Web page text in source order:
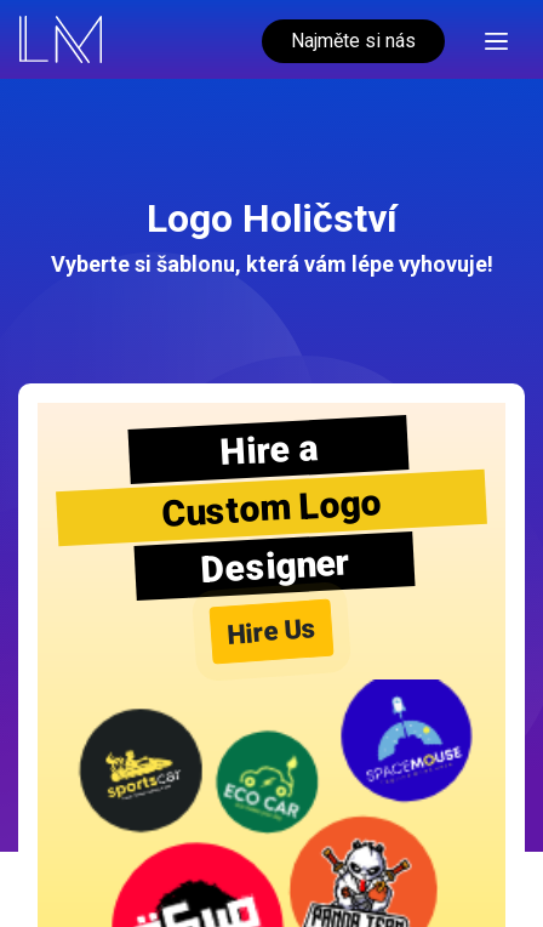
Najměte si nás
Logo Holičství
Vyberte si šablonu, která vám lépe vyhovuje!
Hire a
Custom Logo
Designer
Hire Us